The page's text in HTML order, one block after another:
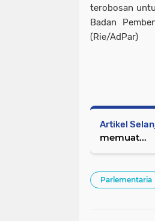
terobosan
Badan
(Rie/AdPar)
Artikel
memuat...
Parlementaria